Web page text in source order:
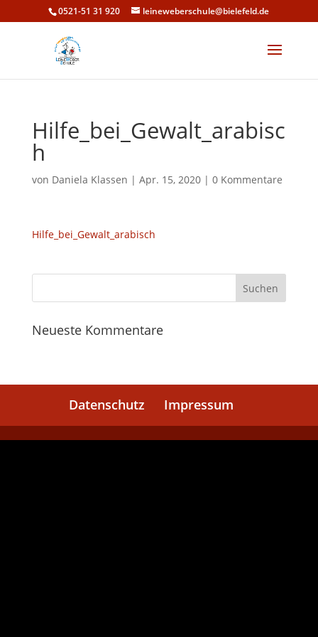
0521-51 31 920 leineweberschule@bielefeld.de
Hilfe_bei_Gewalt_arabisc
h
von Daniela Klassen | Apr. 15, 2020| 0 Kommentare
Hilfe_bei_Gewalt_arabisch
Neueste Kommentare
Datenschutz Impressum